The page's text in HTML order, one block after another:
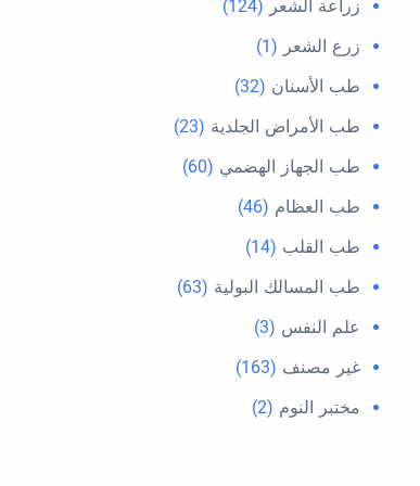
زراعة الشعر (124)
زرع الشعر (1)
طب الأسنان (32)
طب الأمراض الجلدية (23)
طب الجهاز الهضمي (60)
طب العظام (46)
طب القلب (14)
طب المسالك البولية (63)
علم النفس (3)
غير مصنف (163)
مختبر النوم (2)